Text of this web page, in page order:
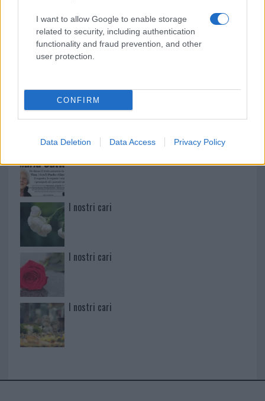
I want to allow Google to enable storage
related to security, including authentication
functionality and fraud prevention, and other
user protection.
CONFIRM
Data Deletion Data Access Privacy Policy
I nostri cari
Mario Pileri
I nostri cari
I nostri cari
I nostri cari